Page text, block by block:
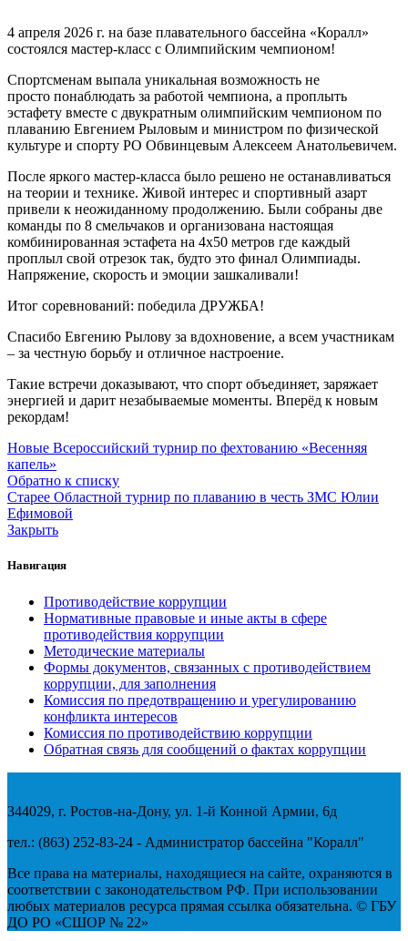
4 апреля 2026 г. на базе плавательного бассейна «Коралл»
состоялся мастер-класс с Олимпийским чемпионом!
Спортсменам выпала уникальная возможность не
просто понаблюдать за работой чемпиона, а проплыть
эстафету вместе с двукратным олимпийским чемпионом по
плаванию Евгением Рыловым и министром по физической
культуре и спорту РО Обвинцевым Алексеем Анатольевичем.
После яркого мастер-класса было решено не останавливаться
на теории и технике. Живой интерес и спортивный азарт
привели к неожиданному продолжению. Были собраны две
команды по 8 смельчаков и организована настоящая
комбинированная эстафета на 4х50 метров где каждый
проплыл свой отрезок так, будто это финал Олимпиады.
Напряжение, скорость и эмоции зашкаливали!
Итог соревнований: победила ДРУЖБА!
Спасибо Евгению Рылову за вдохновение, а всем участникам
– за честную борьбу и отличное настроение.
Такие встречи доказывают, что спорт объединяет, заряжает
энергией и дарит незабываемые моменты. Вперёд к новым
рекордам!
Новые Всероссийский турнир по фехтованию «Весенняя
капель»
Обратно к списку
Старее Областной турнир по плаванию в честь ЗМС Юлии
Ефимовой
Закрыть
Навигация
Противодействие коррупции
Нормативные правовые и иные акты в сфере
противодействия коррупции
Методические материалы
Формы документов, связанных с противодействием
коррупции, для заполнения
Комиссия по предотвращению и урегулированию
конфликта интересов
Комиссия по противодействию коррупции
Обратная связь для сообщений о фактах коррупции
344029, г. Ростов-на-Дону, ул. 1-й Конной Армии, 6д
тел.: (863) 252-83-24 - Администратор бассейна "Коралл"
Все права на материалы, находящиеся на сайте, охраняются в
соответствии с законодательством РФ. При использовании
любых материалов ресурса прямая ссылка обязательна. © ГБУ
ДО РО «СШОР № 22»